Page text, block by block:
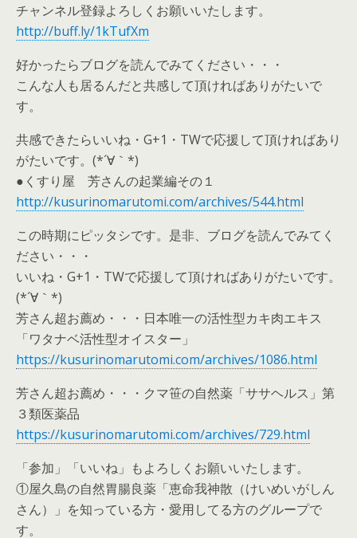
チャンネル登録よろしくお願いいたします。
http://buff.ly/1kTufXm
好かったらブログを読んでみてください・・・
こんな人も居るんだと共感して頂ければありがたいで
す。
共感できたらいいね・G+1・TWで応援して頂ければあり
がたいです。(*´∀｀*)
●くすり屋 芳さんの起業編その１
http://kusurinomarutomi.com/archives/544.html
この時期にピッタシです。是非、ブログを読んでみてく
ださい・・・
いいね・G+1・TWで応援して頂ければありがたいです。
(*´∀｀*)
芳さん超お薦め・・・日本唯一の活性型カキ肉エキス
「ワタナベ活性型オイスター」
https://kusurinomarutomi.com/archives/1086.html
芳さん超お薦め・・・クマ笹の自然薬「ササヘルス」第
３類医薬品
https://kusurinomarutomi.com/archives/729.html
「参加」「いいね」もよろしくお願いいたします。
①屋久島の自然胃腸良薬「恵命我神散（けいめいがしん
さん）」を知っている方・愛用してる方のグループで
す。